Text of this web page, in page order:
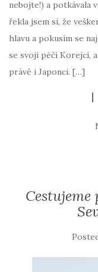
nebojte!) a potkávala
řekla jsem si, že
hlavu a pokusím se
se svojí péčí Korejci,
právě i Japonci. […]
Cestujeme